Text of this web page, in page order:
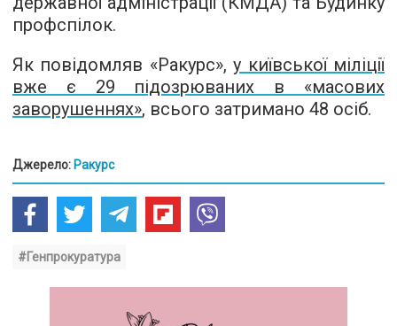
профспілок.
Як повідомляв «Ракурс»,у київської міліції
вже є 29 підозрюваних в «масових
заворушеннях», всього затримано 48 осіб.
Джерело: Ракурс
#Генпрокуратура